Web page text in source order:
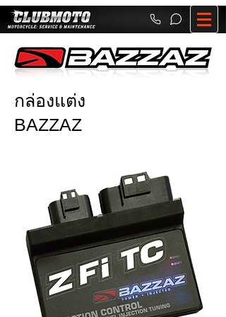
กล่องแต่ง
BAZZAZ